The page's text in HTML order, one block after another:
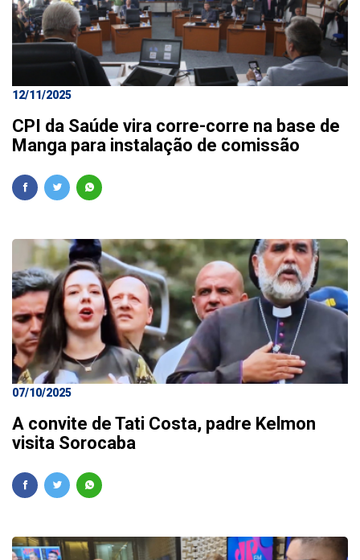
12/11/2025
CPI da Saúde vira corre-corre na base de
Manga para instalação de comissão
07/10/2025
A convite de Tati Costa, padre Kelmon
visita Sorocaba